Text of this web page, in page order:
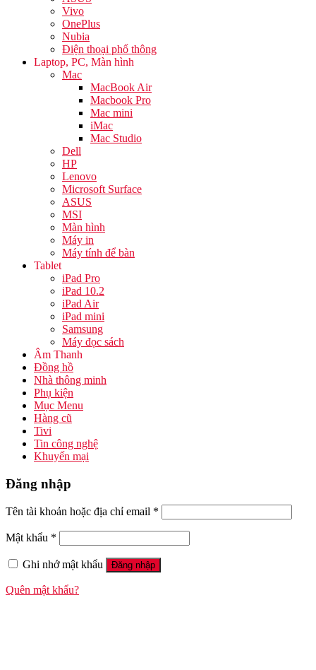
Vivo
OnePlus
Nubia
Điện thoại phổ thông
Laptop, PC, Màn hình
Mac
MacBook Air
Macbook Pro
Mac mini
iMac
Mac Studio
Dell
HP
Lenovo
Microsoft Surface
ASUS
MSI
Màn hình
Máy in
Máy tính để bàn
Tablet
iPad Pro
iPad 10.2
iPad Air
iPad mini
Samsung
Máy đọc sách
Âm Thanh
Đồng hồ
Nhà thông minh
Phụ kiện
Mục Menu
Hàng cũ
Tivi
Tin công nghệ
Khuyến mại
Đăng nhập
Tên tài khoản hoặc địa chỉ email *
Mật khẩu *
Ghi nhớ mật khẩu Đăng nhập
Quên mật khẩu?